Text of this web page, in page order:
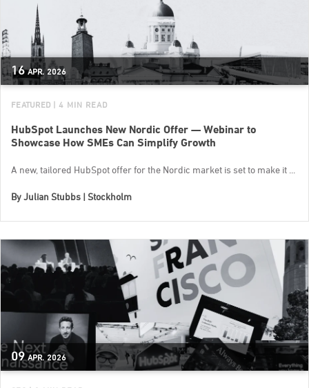
16 APR. 2026
FEATURED | 4 MIN READ
HubSpot Launches New Nordic Offer — Webinar to
Showcase How SMEs Can Simplify Growth
A new, tailored HubSpot offer for the Nordic market is set to make it ...
ByJulian Stubbs | Stockholm
09 APR. 2026